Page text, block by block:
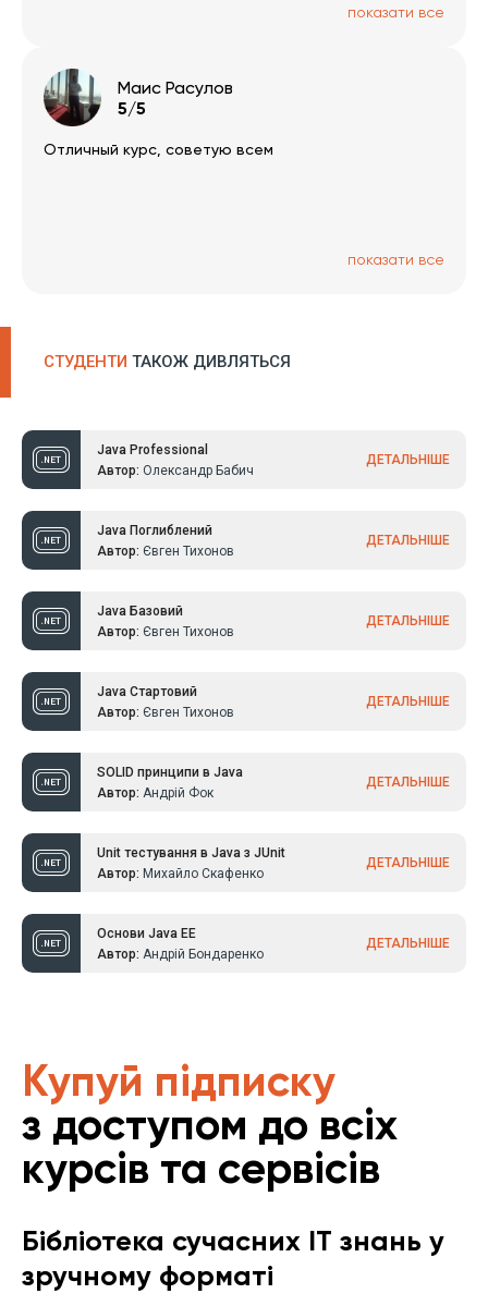
показати все
Маис Расулов
5/5
Отличный курс, советую всем
показати все
СТУДЕНТИ ТАКОЖ ДИВЛЯТЬСЯ
Java Professional
Автор: Олександр Бабич
ДЕТАЛЬНІШЕ
Java Поглиблений
Автор: Євген Тихонов
ДЕТАЛЬНІШЕ
Java Базовий
Автор: Євген Тихонов
ДЕТАЛЬНІШЕ
Java Стартовий
Автор: Євген Тихонов
ДЕТАЛЬНІШЕ
SOLID принципи в Java
Автор: Андрій Фок
ДЕТАЛЬНІШЕ
Unit тестування в Java з JUnit
Автор: Михайло Скафенко
ДЕТАЛЬНІШЕ
Основи Java EE
Автор: Андрій Бондаренко
ДЕТАЛЬНІШЕ
Купуй підписку
з доступом до всіх
курсів та сервісів
Бібліотека сучасних IT знань у
зручному форматі